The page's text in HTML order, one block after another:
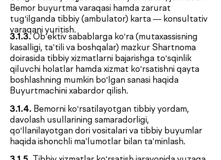
3.1.10.Tibbiy xizmatlar ko‘rsatilishi jarayonida
Buyurtmachi klinikaga murojaat qilgan paytda
kelishilmagan qo‘shimcha tibbiy xizmatlar zarurligi
haqida Bemorni xabardor qilish. Qo‘shimcha
xizmatlar alohida Buyurtma varaqasi orqali
rasmiylashtiriladi, mazkur Shartnomaning 2.5-
bandida ko‘rsatilgan holatlar bundan mustasno.
3.2. Bemor , mazkur Ommaviy oferta-shartnoma
shartlarini qabul qilgan holda, quyidagi
majburiyatlarni o‘z zimmasiga oladi:
3.2.1.Tibbiy xizmatlar ko‘rsatilishi jarayonida zarur
bo‘lgan hollarda, shaxsni tasdiqlovchi hujjatni
Klinika xodimlariga taqdim etish.
3.2.2.Mazkur Shartnomaning 4-bo‘limida
belgilangan shartlarga muvofiq Ijrochining
xizmatlari uchun to‘lovni o‘z vaqtida amalga